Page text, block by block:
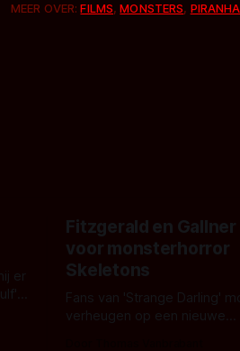
MEER OVER:FILMS,MONSTERS, PIRANHA
er
Fitzgerald en
voor monsterhorror
Skeletons
Fans van 'Strange Darling'
verheugen op een nieuwe